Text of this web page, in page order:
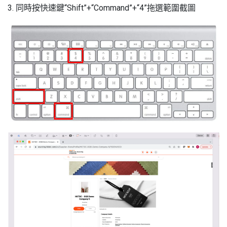
3. 同時按快速鍵“Shift”+“Command”+“4”拖選範圍截圖